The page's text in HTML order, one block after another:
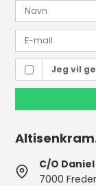
Jeg vil
C/O
7000